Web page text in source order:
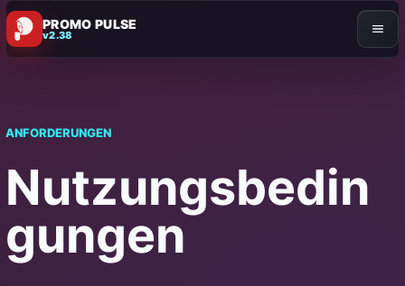
PROMO PULSE
v2.38
ANFORDERUNGEN
Nutzungsbedin
gungen